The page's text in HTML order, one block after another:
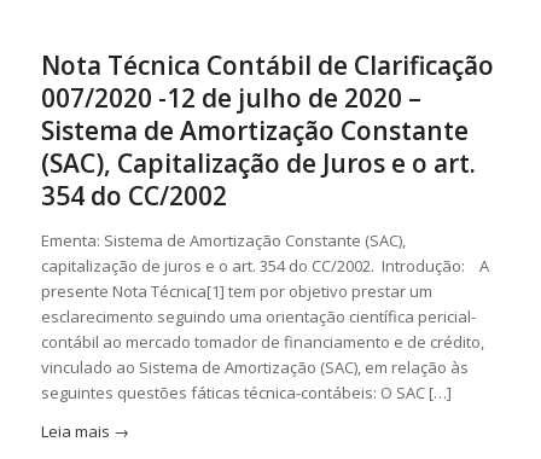
Nota Técnica Contábil de Clarificação
007/2020 -12 de julho de 2020 –
Sistema de Amortização Constante
(SAC), Capitalização de Juros e o art.
354 do CC/2002
Ementa: Sistema de Amortização Constante (SAC),
capitalização de juros e o art. 354 do CC/2002. Introdução: A
presente Nota Técnica[1] tem por objetivo prestar um
esclarecimento seguindo uma orientação científica pericial-
contábil ao mercado tomador de financiamento e de crédito,
vinculado ao Sistema de Amortização (SAC), em relação às
seguintes questões fáticas técnica-contábeis: O SAC […]
Leia mais →